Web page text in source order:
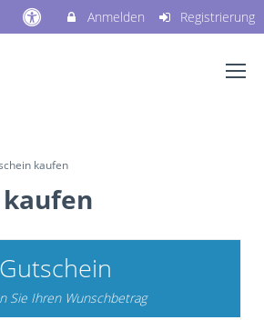
Anmelden Registrierung
kaufen
Gutschein
Sie Ihren Wunschbetrag